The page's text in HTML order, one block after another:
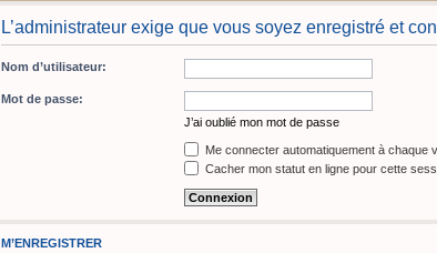
L’administrateur exige que vous soyez enregistré et
Nom d’utilisateur:
Mot de passe:
J’ai oublié mon mot de passe
Me connecter automatiquement à chaque
Cacher mon statut en ligne pour cette
M’ENREGISTRER